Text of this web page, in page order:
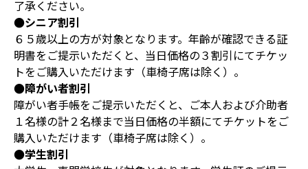
了承ください。
●シニア割引
６５歳以上の方が対象となります。年齡が確認できる証
明書をご提示いただくと、当日価格の３割引にてチケッ
トをご購入いただけます（車椅子席は除く）。
●障がい者割引
障がい者手帳をご提示いただくと、ご本人および介助者
１名様の計２名様まで当日価格の半額にてチケットをご
購入いただけます（車椅子席は除く）。
●学生割引